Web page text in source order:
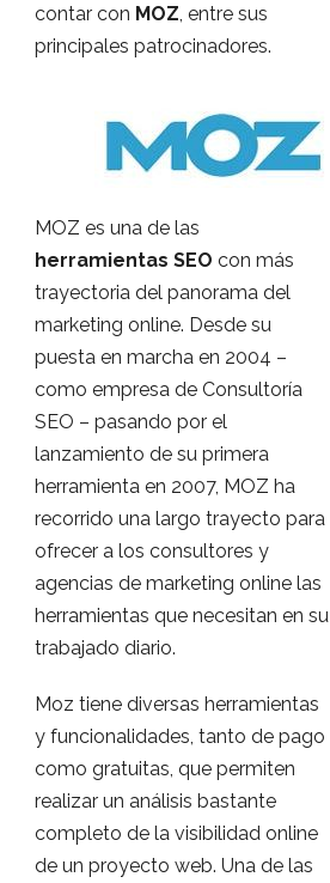
contar con MOZ, entre sus
principales patrocinadores.
MOZ es una de las
herramientas SEO con más
trayectoria del panorama del
marketing online. Desde su
puesta en marcha en 2004 –
como empresa de Consultoría
SEO – pasando por el
lanzamiento de su primera
herramienta en 2007, MOZ ha
recorrido una largo trayecto para
ofrecer a los consultores y
agencias de marketing online las
herramientas que necesitan en su
trabajado diario.
Moz tiene diversas herramientas
y funcionalidades, tanto de pago
como gratuitas, que permiten
realizar un análisis bastante
completo de la visibilidad online
de un proyecto web. Una de las